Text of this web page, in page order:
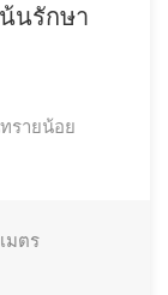
นรักษา
รายน้อย
มตร